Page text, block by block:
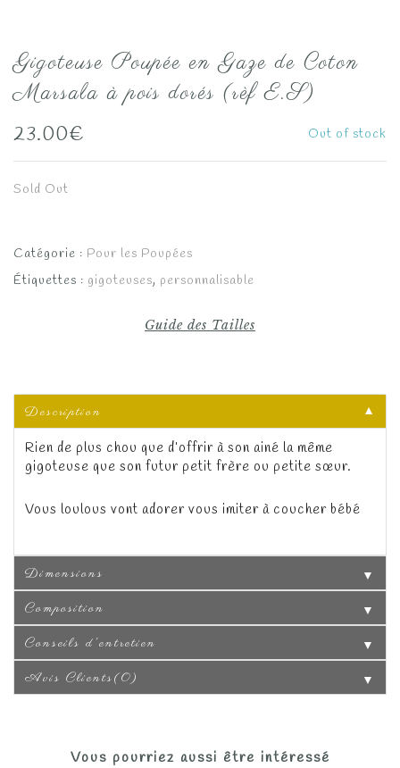
Gigoteuse Poupée en Gaze de Coton
Marsala à pois dorés (rèf E.S)
23.00€ Out of stock
Sold Out
Catégorie : Pour les Poupées
Étiquettes : gigoteuses, personnalisable
Guide des Tailles
Description
▼
Rien de plus chou que d’offrir à son ainé la même
gigoteuse que son futur petit frère ou petite sœur.
Vous loulous vont adorer vous imiter à coucher bébé
Dimensions ▼
Composition ▼
Conseils d'entretien ▼
Avis Clients(0) ▼
Vous pourriez aussi être intéressé